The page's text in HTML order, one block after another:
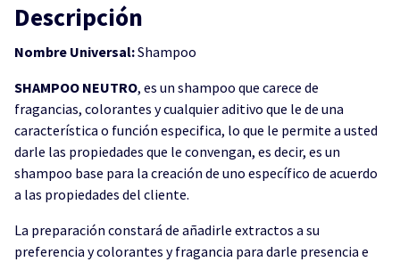
Descripción
Nombre Universal:Shampoo
SHAMPOO NEUTRO, es un shampoo que carece de
fragancias, colorantes y cualquier aditivo que le de una
característica o función especifica, lo que le permite a usted
darle las propiedades que le convengan, es decir, es un
shampoo base para la creación de uno específico de acuerdo
a las propiedades del cliente.
La preparación constará de añadirle extractos a su
preferencia y colorantes y fragancia para darle presencia e